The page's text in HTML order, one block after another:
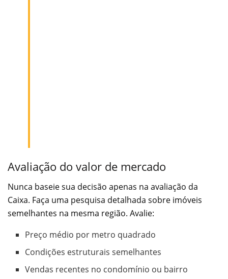
Avaliação do valor de mercado
Nunca baseie sua decisão apenas na avaliação da
Caixa. Faça uma pesquisa detalhada sobre imóveis
semelhantes na mesma região. Avalie:
Preço médio por metro quadrado
Condições estruturais semelhantes
Vendas recentes no condomínio ou bairro